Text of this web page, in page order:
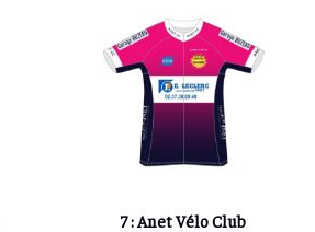
7 : Anet Vélo Club